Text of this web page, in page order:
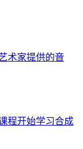
术家提供的音
程开始学习合成